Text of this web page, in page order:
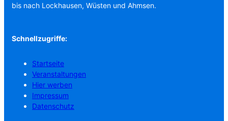
bis nach Lockhausen, Wüsten und Ahmsen.
Schnellzugriffe:
Startseite
Veranstaltungen
Hier werben
Impressum
Datenschutz